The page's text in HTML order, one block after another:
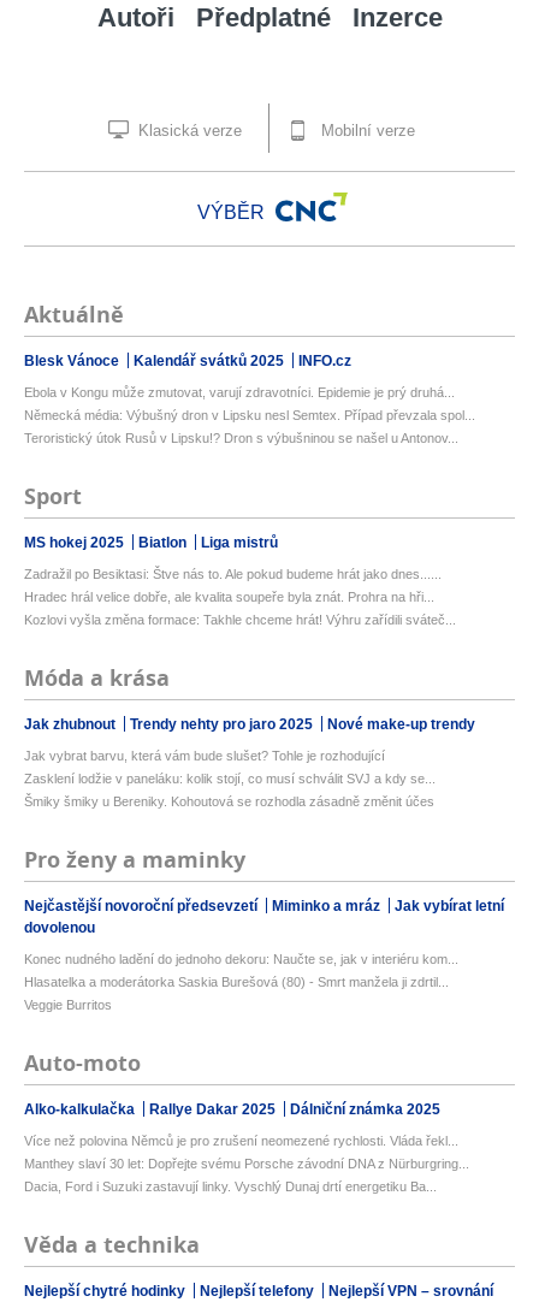
Autoři Předplatné Inzerce
Klasická verze Mobilní verze
VÝBĚR
Aktuálně
Blesk Vánoce Kalendář svátků 2025 INFO.cz
Ebola v Kongu může zmutovat, varují zdravotníci. Epidemie je prý druhá...
Německá média: Výbušný dron v Lipsku nesl Semtex. Případ převzala spol...
Teroristický útok Rusů v Lipsku!? Dron s výbušninou se našel u Antonov...
Sport
MS hokej 2025 Biatlon Liga mistrů
Zadražil po Besiktasi: Štve nás to. Ale pokud budeme hrát jako dnes......
Hradec hrál velice dobře, ale kvalita soupeře byla znát. Prohra na hři...
Kozlovi vyšla změna formace: Takhle chceme hrát! Výhru zařídili sváteč...
Móda a krása
Jak zhubnout Trendy nehty pro jaro 2025 Nové make-up trendy
Jak vybrat barvu, která vám bude slušet? Tohle je rozhodující
Zasklení lodžie v paneláku: kolik stojí, co musí schválit SVJ a kdy se...
Šmiky šmiky u Bereniky. Kohoutová se rozhodla zásadně změnit účes
Pro ženy a maminky
Nejčastější novoroční předsevzetí Miminko a mráz
Jak vybírat letní
dovolenou
Konec nudného ladění do jednoho dekoru: Naučte se, jak v interiéru kom...
Hlasatelka a moderátorka Saskia Burešová (80) - Smrt manžela ji zdrtil...
Veggie Burritos
Auto-moto
Alko-kalkulačka Rallye Dakar 2025 Dálniční známka 2025
Více než polovina Němců je pro zrušení neomezené rychlosti. Vláda řekl...
Manthey slaví 30 let: Dopřejte svému Porsche závodní DNA z Nürburgring...
Dacia, Ford i Suzuki zastavují linky. Vyschlý Dunaj drtí energetiku Ba...
Věda a technika
Nejlepší chytré hodinky Nejlepší telefony Nejlepší VPN – srovnání